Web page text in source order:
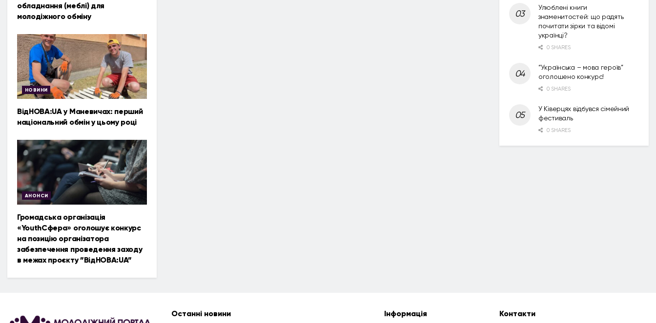
обладнання (меблі) для
молодіжного обміну
НОВИНИ
ВідНОВА:UA у Маневичах: перший
національний обмін у цьому році
АНОНСИ
Громадська організація
«YouthСфера» оголошує конкурс
на позицію організатора
забезпечення проведення заходу
в межах проєкту ”ВідНОВА:UA”
Улюблені книги
знаменитостей: що радять
почитати зірки та відомі
українці?
0 SHARES
“Українська – мова героїв”
оголошено конкурс!
0 SHARES
У Ківерцях відбувся сімейний
фестиваль
0 SHARES
Останні новини Інформація Контакти